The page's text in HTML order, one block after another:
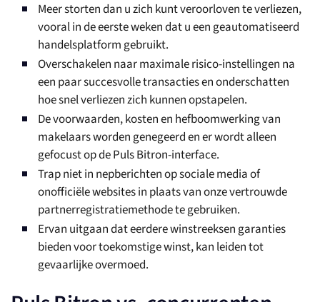
Meer storten dan u zich kunt veroorloven te verliezen,
vooral in de eerste weken dat u een geautomatiseerd
handelsplatform gebruikt.
Overschakelen naar maximale risico-instellingen na
een paar succesvolle transacties en onderschatten
hoe snel verliezen zich kunnen opstapelen.
De voorwaarden, kosten en hefboomwerking van
makelaars worden genegeerd en er wordt alleen
gefocust op de Puls Bitron-interface.
Trap niet in nepberichten op sociale media of
onofficiële websites in plaats van onze vertrouwde
partnerregistratiemethode te gebruiken.
Ervan uitgaan dat eerdere winstreeksen garanties
bieden voor toekomstige winst, kan leiden tot
gevaarlijke overmoed.